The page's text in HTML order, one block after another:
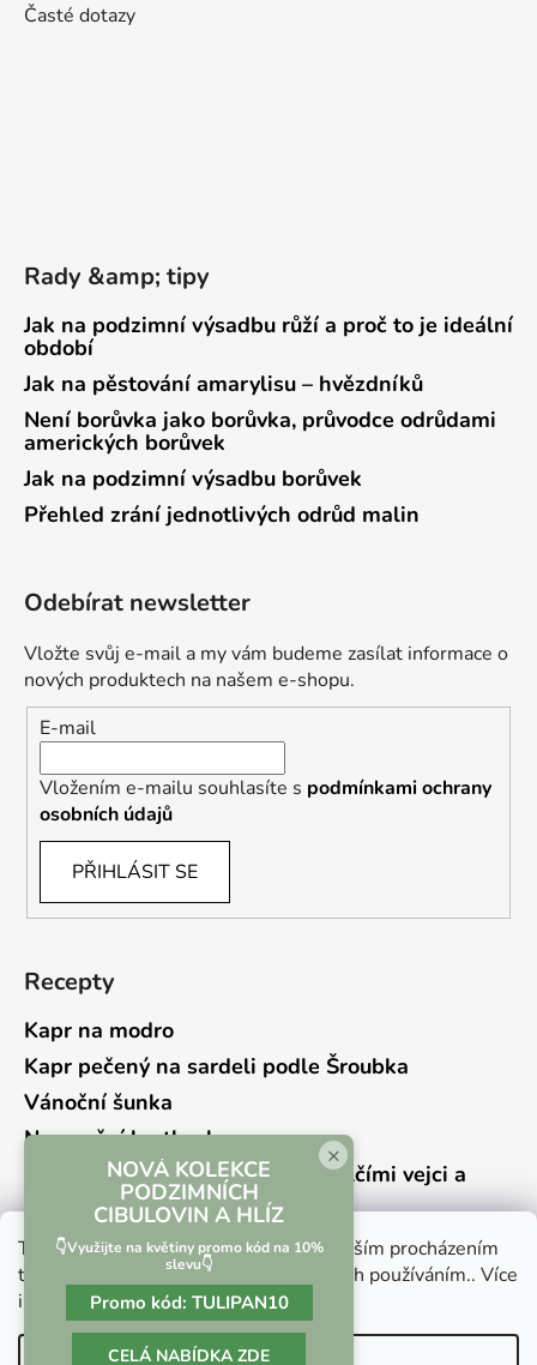
Tento web používá soubory cookie. Dalším procházením
tohoto webu vyjadřujete souhlas s jejich používáním.. Více
informacízde.
Časté dotazy
Rady &amp; tipy
Jak na podzimní výsadbu růží a proč to je ideální
období
Jak na pěstování amarylisu – hvězdníků
Není borůvka jako borůvka, průvodce odrůdami
amerických borůvek
Jak na podzimní výsadbu borůvek
Přehled zrání jednotlivých odrůd malin
Odebírat newsletter
Vložte svůj e-mail a my vám budeme zasílat informace o
nových produktech na našem e-shopu.
E-mail
Vložením e-mailu souhlasíte s podmínkami ochrany
osobních údajů
PŘIHLÁSIT SE
Recepty
Kapr na modro
Kapr pečený na sardeli podle Šroubka
Vánoční šunka
Novoroční hrstkovka
Lehký bramborový salát s křepelčími vejci a
kyselou okurkou
Vrácení zboží a reklamace Kontaktní formulář
×
NOVÁ KOLEKCE
PODZIMNÍCH
CIBULOVIN A HLÍZ
👇Využijte na květiny promo kód na 10%
slevu👇
Promo kód: TULIPAN10
CELÁ NABÍDKA ZDE